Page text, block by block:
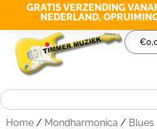
GRATIS VERZENDING
NEDERLAND,
€
Home / Mondharmonica / Blues